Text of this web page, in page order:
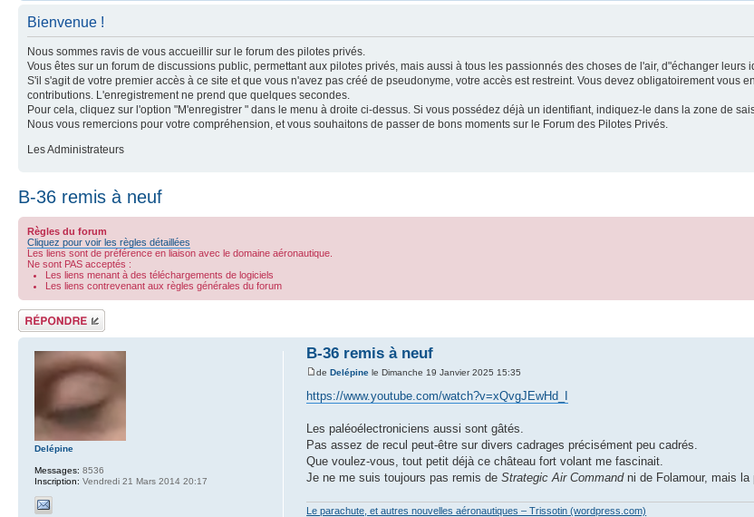
Bienvenue !
Nous sommes ravis de vous accueillir sur le forum des pilotes privés.
Vous êtes sur un forum de discussions public, permettant aux pilotes privés, mais aussi à tous les passionnés des choses de l'air, d"échanger leurs
S'il s'agit de votre premier accès à ce site et que vous n'avez pas créé de pseudonyme, votre accès est restreint. Vous devez obligatoirement vous
contributions. L'enregistrement ne prend que quelques secondes.
Pour cela, cliquez sur l'option "M'enregistrer " dans le menu à droite ci-dessus. Si vous possédez déjà un identifiant, indiquez-le dans la zone de
Nous vous remercions pour votre compréhension, et vous souhaitons de passer de bons moments sur le Forum des Pilotes Privés.
Les Administrateurs
B-36 remis à neuf
Règles du forum
Cliquez pour voir les règles détaillées
Les liens sont de préférence en liaison avec le domaine aéronautique.
Ne sont PAS acceptés :
Les liens menant à des téléchargements de logiciels
Les liens contrevenant aux règles générales du forum
Répondre
B-36 remis à neuf
deDelépine le Dimanche 19 Janvier 2025 15:35
https://www.youtube.com/watch?v=xQvgJEwHd_I
Les paléoélectroniciens aussi sont gâtés.
Pas assez de recul peut-être sur divers cadrages précisément peu cadrés.
Que voulez-vous, tout petit déjà ce château fort volant me fascinait.
Je ne me suis toujours pas remis deStrategic Air Commandni de Folamour, mais la
Le parachute, et autres nouvelles aéronautiques – Trissotin (wordpress.com)
Delépine
Messages: 8536
Inscription: Vendredi 21 Mars 2014 20:17